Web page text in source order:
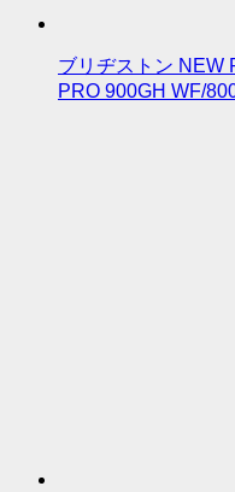
ブリヂストン NEW
PRO 900GH WF/